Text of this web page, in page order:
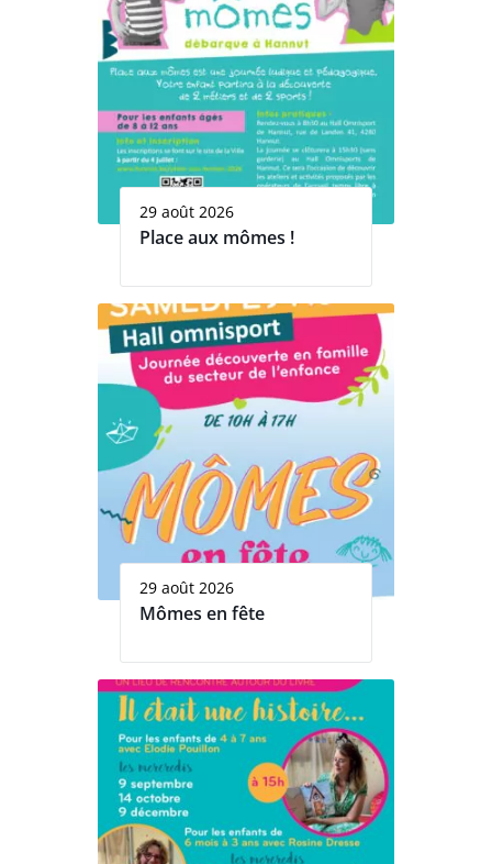
29 août 2026
Place aux mômes !
29 août 2026
Mômes en fête